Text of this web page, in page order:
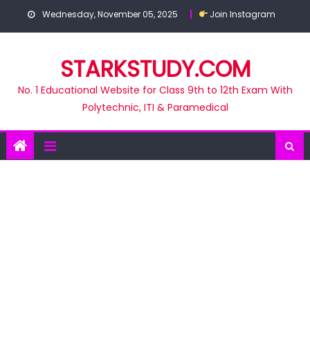
Wednesday, November 05, 2025 Join Instagram
STARKSTUDY.COM
No. 1 Educational Website for Class 9th to 12th Exam With
Polytechnic, ITI & Paramedical